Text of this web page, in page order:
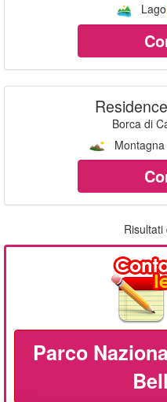
Lago
Borca di
Montagna
Parco